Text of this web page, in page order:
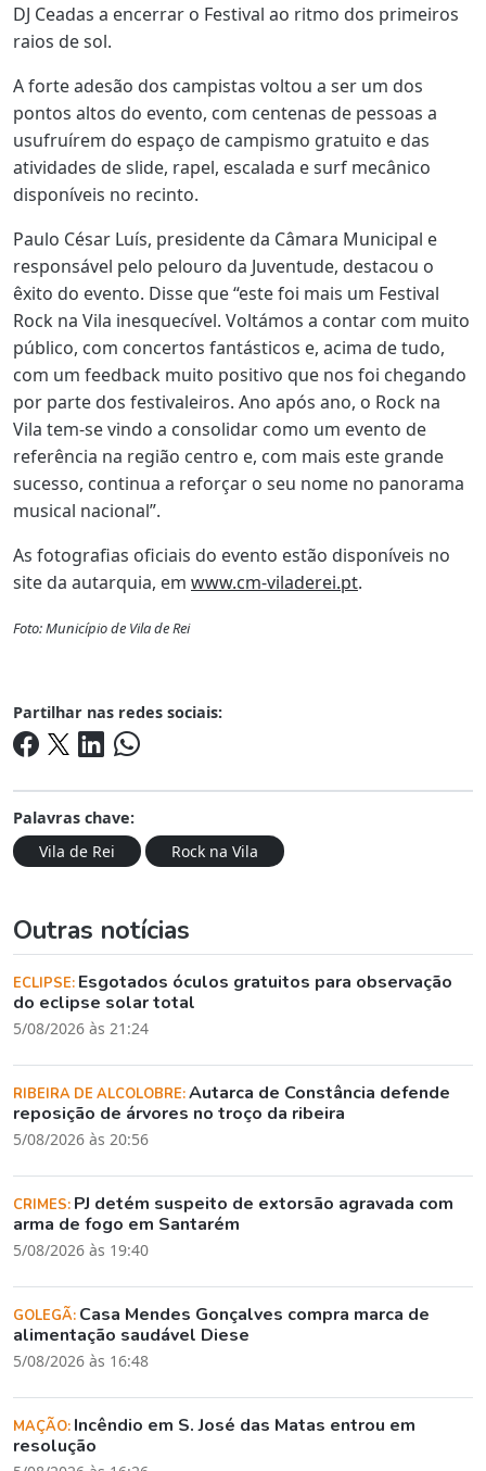
DJ Ceadas a encerrar o Festival ao ritmo dos primeiros
raios de sol.
A forte adesão dos campistas voltou a ser um dos
pontos altos do evento, com centenas de pessoas a
usufruírem do espaço de campismo gratuito e das
atividades de slide, rapel, escalada e surf mecânico
disponíveis no recinto.
Paulo César Luís, presidente da Câmara Municipal e
responsável pelo pelouro da Juventude, destacou o
êxito do evento. Disse que “este foi mais um Festival
Rock na Vila inesquecível. Voltámos a contar com muito
público, com concertos fantásticos e, acima de tudo,
com um feedback muito positivo que nos foi chegando
por parte dos festivaleiros. Ano após ano, o Rock na
Vila tem-se vindo a consolidar como um evento de
referência na região centro e, com mais este grande
sucesso, continua a reforçar o seu nome no panorama
musical nacional”.
As fotografias oficiais do evento estão disponíveis no
site da autarquia, em www.cm-viladerei.pt.
Foto: Município de Vila de Rei
Partilhar nas redes sociais:
Palavras chave:
Vila de Rei
Rock na Vila
Outras notícias
ECLIPSE: Esgotados óculos gratuitos para observação
do eclipse solar total
5/08/2026 às 21:24
RIBEIRA DE ALCOLOBRE:Autarca de Constância defende
reposição de árvores no troço da ribeira
5/08/2026 às 20:56
CRIMES: PJ detém suspeito de extorsão agravada com
arma de fogo em Santarém
5/08/2026 às 19:40
GOLEGÃ: Casa Mendes Gonçalves compra marca de
alimentação saudável Diese
5/08/2026 às 16:48
MAÇÃO: Incêndio em S. José das Matas entrou em
resolução